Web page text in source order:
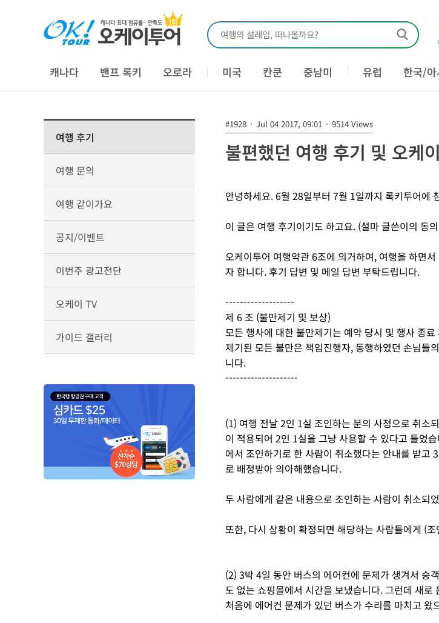
여행의 설레임, 떠나볼까요?
캐나다 밴프 록키 오로라 미국 칸쿤 중남미 유럽 한국/아
여행 후기
여행 문의
여행 같이가요
공지/이벤트
이번주 광고전단
오케이 TV
가이드 갤러리
#1928 · Jul 04 2017, 09:01 · 9514 Views
불편했던 여행 후기 및 오케
안녕하세요. 6월 28일부터 7월 1일까지 록키투어에
이 글은 여행 후기이기도 하고요. (설마 글쓴이의 동
오케이투어 여행약관 6조에 의거하여, 여행을 하면
자 합니다. 후기 답변 및 메일 답변 부탁드립니다.
-------------------
제 6 조 (불만제기 및 보상)
모든 행사에 대한 불만제기는 예약 당시 및 행사 종
제기된 모든 불만은 책임진행자, 동행하였던 손님들
니다.
--------------------
(1) 여행 전날 2인 1실 조인하는 분의 사정으로 취소
이 적용되어 2인 1실을 그냥 사용할 수 있다고 들었
에서 조인하기로 한 사람이 취소했다는 안내를 받고
로 배정받아 의아해했습니다.
두 사람에게 같은 내용으로 조인하는 사람이 취소되
또한, 다시 상황이 확정되면 해당하는 사람들에게 (
(2) 3박 4일 동안 버스의 에어컨에 문제가 생겨서 승
도 없는 쇼핑몰에서 시간을 보냈습니다. 그런데 새
처음에 에어컨 문제가 있던 버스가 수리를 마치고